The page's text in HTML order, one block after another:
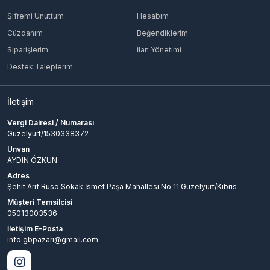
sorunsuz harcayabilirsin.
Yükleme yaparken hesabım zarar görür
mü?
Piyasada ucuza satılan ne idüğü belirsiz çalıntı
onaylıdır ve sitemiz üzerinden sadece ID girilerek
atıldığı için hesabının ban yeme ihtimali sıfırdır.
MLBB Russia Elmasları sadece Rusya
Aman diyeyim bunu karıştırma! Bu sayfadaki paketler
sadece ve sadece Rusya (RU) sunucusunda açılmış
oynuyorsan bu elmaslar senin hesabına geçmez, sipariş
verirken dikkat et.
Şifremi Unuttum
Hesabım
Cüzdanım
Beğendiklerim
Siparişlerim
İlan Yönetimi
Destek Taleplerim
İletişim
Vergi Dairesi / Numarası
Güzelyurt/1530338372
Unvan
AYDIN ÖZKUN
Adres
Şehit Arif Ruso Sokak İsmet Paşa Mahallesi No:11 Güzelyurt/Kıbrıs
Müşteri Temsilcisi
05013003536
İletişim E-Posta
info.gbpazari@gmail.com